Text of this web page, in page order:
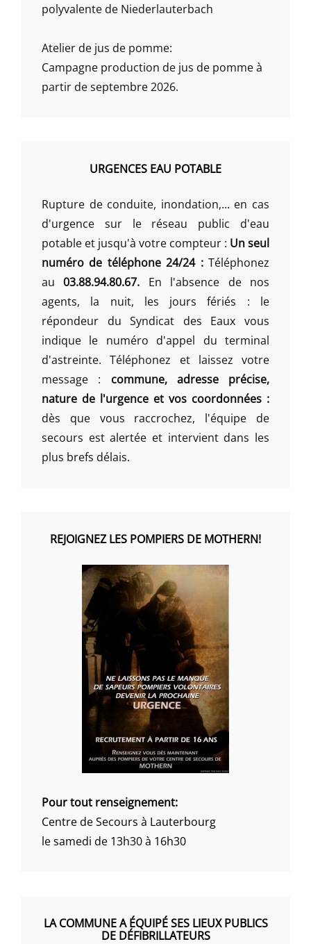
polyvalente de Niederlauterbach
Atelier de jus de pomme:
Campagne production de jus de pomme à
partir de septembre 2026.
URGENCES EAU POTABLE
Rupture de conduite, inondation,... en cas
d'urgence sur le réseau public d'eau
potable et jusqu'à votre compteur : Un seul
numéro de téléphone 24/24 :Téléphonez
au03.88.94.80.67. En l'absence de nos
agents, la nuit, les jours fériés : le
répondeur du Syndicat des Eaux vous
indique le numéro d'appel du terminal
d'astreinte. Téléphonez et laissez votre
message : commune, adresse précise,
nature de l'urgence et vos coordonnées :
dès que vous raccrochez, l'équipe de
secours est alertée et intervient dans les
plus brefs délais.
REJOIGNEZ LES POMPIERS DE MOTHERN!
Pour tout renseignement:
Centre de Secours à Lauterbourg
le samedi de 13h30 à 16h30
LA COMMUNE A ÉQUIPÉ SES LIEUX PUBLICS
DE DÉFIBRILLATEURS